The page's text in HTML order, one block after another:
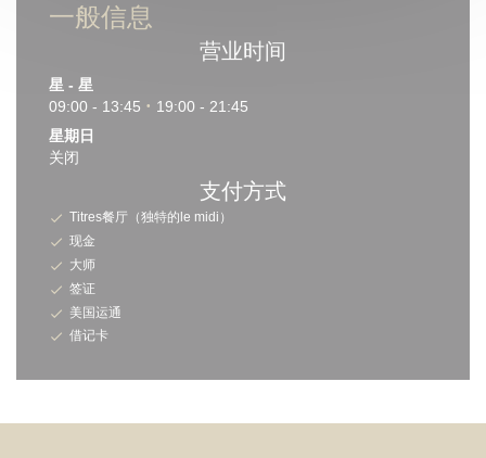
一般信息
营业时间
星 - 星
09:00 - 13:45 •
19:00 - 21:45
星期日
关闭
支付方式
Titres餐厅（独特的le midi）
现金
大师
签证
美国运通
借记卡